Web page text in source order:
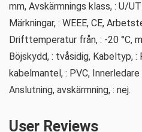
mm, Avskärmnings klass, : U/
Märkningar, : WEEE, CE,
Drifttemperatur från, : -20 °C,
Böjskydd, : tvåsidig, Kabeltyp, :
kabelmantel, : PVC,
Anslutning, avskärmning, : nej.
User Reviews